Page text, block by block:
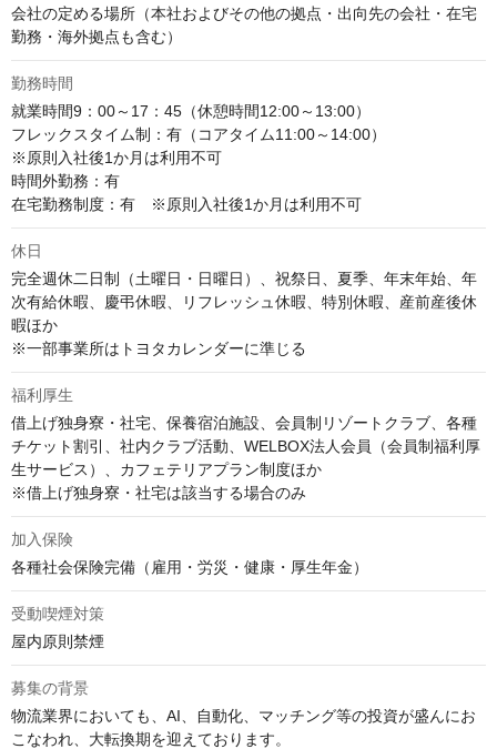
会社の定める場所（本社およびその他の拠点・出向先の会社・在宅
勤務・海外拠点も含む）
勤務時間
就業時間9：00～17：45（休憩時間12:00～13:00）
フレックスタイム制：有（コアタイム11:00～14:00）
※原則入社後1か月は利用不可
時間外勤務：有
在宅勤務制度：有　※原則入社後1か月は利用不可
休日
完全週休二日制（土曜日・日曜日）、祝祭日、夏季、年末年始、年
次有給休暇、慶弔休暇、リフレッシュ休暇、特別休暇、産前産後休
暇ほか
※一部事業所はトヨタカレンダーに準じる
福利厚生
借上げ独身寮・社宅、保養宿泊施設、会員制リゾートクラブ、各種
チケット割引、社内クラブ活動、WELBOX法人会員（会員制福利厚
生サービス）、カフェテリアプラン制度ほか
※借上げ独身寮・社宅は該当する場合のみ
加入保険
各種社会保険完備（雇用・労災・健康・厚生年金）
受動喫煙対策
屋内原則禁煙
募集の背景
物流業界においても、AI、自動化、マッチング等の投資が盛んにお
こなわれ、大転換期を迎えております。